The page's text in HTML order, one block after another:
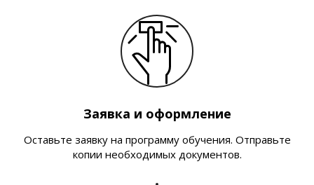
Заявка и оформление
Оставьте заявку на программу обучения. Отправьте
копии необходимых документов.